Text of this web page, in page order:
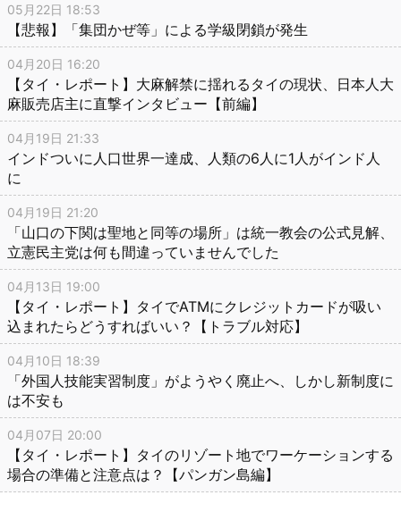
05月22日 18:53
【悲報】「集団かぜ等」による学級閉鎖が発生
04月20日 16:20
【タイ・レポート】大麻解禁に揺れるタイの現状、日本人大
麻販売店主に直撃インタビュー【前編】
04月19日 21:33
インドついに人口世界一達成、人類の6人に1人がインド人
に
04月19日 21:20
「山口の下関は聖地と同等の場所」は統一教会の公式見解、
立憲民主党は何も間違っていませんでした
04月13日 19:00
【タイ・レポート】タイでATMにクレジットカードが吸い
込まれたらどうすればいい？【トラブル対応】
04月10日 18:39
「外国人技能実習制度」がようやく廃止へ、しかし新制度に
は不安も
04月07日 20:00
【タイ・レポート】タイのリゾート地でワーケーションする
場合の準備と注意点は？【パンガン島編】